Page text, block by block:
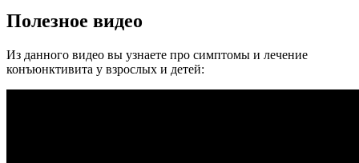
Полезное видео
Из данного видео вы узнаете про симптомы и лечение
конъюнктивита у взрослых и детей: